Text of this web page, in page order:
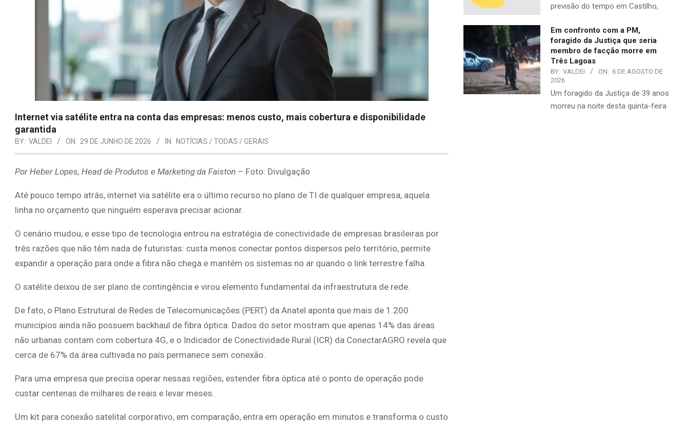
Internet via satélite entra na conta das empresas: menos custo, mais cobertura e disponibilidade
garantida
BY: VALDEI ON: 29 DE JUNHO DE 2026 IN: NOTÍCIAS / TODAS / GERAIS
Por Heber Lopes, Head de Produtos e Marketing da Faiston – Foto: Divulgação
Até pouco tempo atrás, internet via satélite era o último recurso no plano de TI de qualquer empresa, aquela
linha no orçamento que ninguém esperava precisar acionar.
O cenário mudou, e esse tipo de tecnologia entrou na estratégia de conectividade de empresas brasileiras por
três razões que não têm nada de futuristas: custa menos conectar pontos dispersos pelo território, permite
expandir a operação para onde a fibra não chega e mantém os sistemas no ar quando o link terrestre falha.
O satélite deixou de ser plano de contingência e virou elemento fundamental da infraestrutura de rede.
De fato, o Plano Estrutural de Redes de Telecomunicações (PERT) da Anatel aponta que mais de 1.200
municípios ainda não possuem backhaul de fibra óptica. Dados do setor mostram que apenas 14% das áreas
não urbanas contam com cobertura 4G, e o Indicador de Conectividade Rural (ICR) da ConectarAGRO revela que
cerca de 67% da área cultivada no país permanece sem conexão.
Para uma empresa que precisa operar nessas regiões, estender fibra óptica até o ponto de operação pode
custar centenas de milhares de reais e levar meses.
Um kit para conexão satelital corporativo, em comparação, entra em operação em minutos e transforma o custo
previsão do tempo em Castilho,
Em confronto com a PM,
foragido da Justiça que seria
membro de facção morre em
Três Lagoas
BY: VALDEI ON: 6 DE AGOSTO DE
2026
​Um foragido da Justiça de 39 anos
morreu na noite desta quinta-feira